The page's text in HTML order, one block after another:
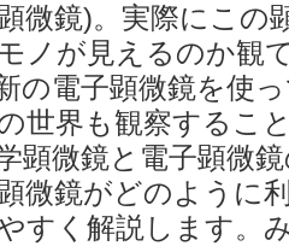
微鏡)。実際にこの
ノが見えるのか観
の電子顕微鏡を使
世界も観察するこ
顕微鏡と電子顕微
微鏡がどのように
すく解説します。